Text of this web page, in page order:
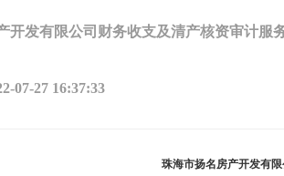
开发有限公司财务收支及清产核资审计服
07-27 16:37:33
珠海市扬名房产开发有